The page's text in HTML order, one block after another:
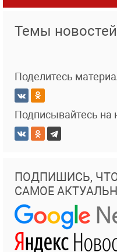
Темы новостей
Поделитесь
Подписывайтесь на
ПОДПИШИСЬ,
САМОЕ